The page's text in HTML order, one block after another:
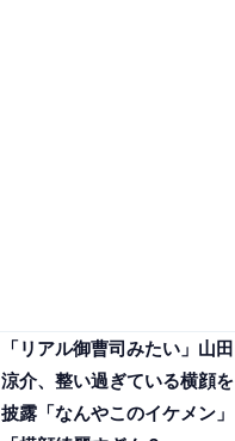
「リアル御曹司みたい」山田
涼介、整い過ぎている横顔を
披露「なんやこのイケメン」